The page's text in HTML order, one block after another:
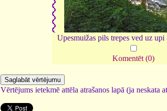
Upesmuižas pils trepes ved uz upi
Komentēt (0)
Vērtējums ietekmē attēla atrašanos lapā (ja